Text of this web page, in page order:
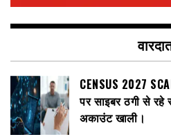
CENSUS 2027
पर साइबर ठगी से
अकाउंट खाली।